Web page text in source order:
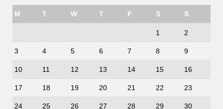
M T W T F S S
1 2
3 4 5 6 7 8 9
10 11 12 13 14 15 16
17 18 19 20 21 22 23
24 25 26 27 28 29 30